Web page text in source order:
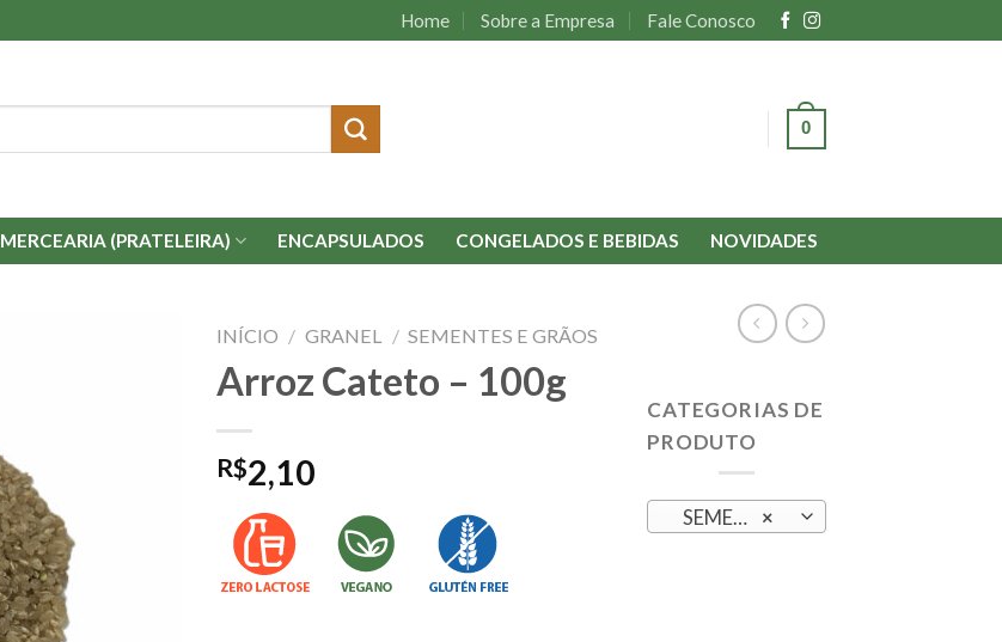
Home Sobre a Empresa Fale Conosco
0
MERCEARIA (PRATELEIRA) ENCAPSULADOS CONGELADOS E BEBIDAS NOVIDADES
INÍCIO / GRANEL / SEMENTES E GRÃOS
Arroz Cateto – 100g
R$2,10
CATEGORIAS DE
PRODUTO
×
SEMENTES E GRÃOS